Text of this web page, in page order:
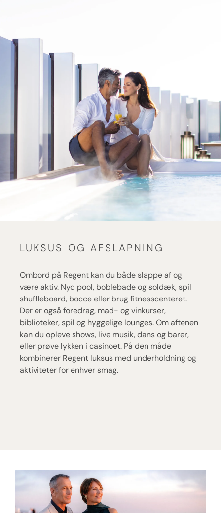
LUKSUS OG AFSLAPNING
Ombord på Regent kan du både slappe af og
være aktiv. Nyd pool, boblebade og soldæk, spil
shuffleboard, bocce eller brug fitnesscenteret.
Der er også foredrag, mad- og vinkurser,
biblioteker, spil og hyggelige lounges. Om aftenen
kan du opleve shows, live musik, dans og barer,
eller prøve lykken i casinoet. På den måde
kombinerer Regent luksus med underholdning og
aktiviteter for enhver smag.